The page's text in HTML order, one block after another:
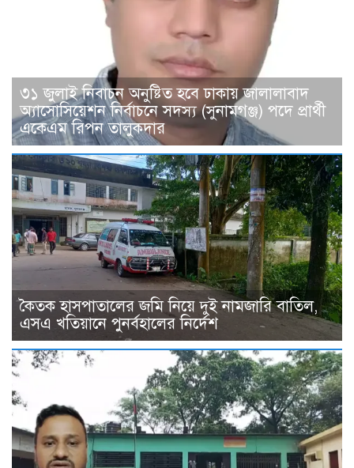
৩১ জুলাই নিবাচন অনু‌ষ্টিত হ‌বে ঢাকায় জালালাবাদ
অ্যাসোসিয়েশন নির্বাচনে সদস্য (সুনামগঞ্জ) পদে প্রার্থী
একেএম রিপন তালুকদার
কৈতক হাসপাতালের জমি নিয়ে দুই নামজারি বাতিল,
এসএ খতিয়ানে পুনর্বহালের নির্দেশ